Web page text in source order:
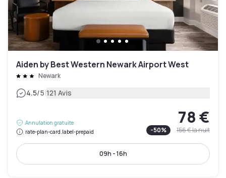
Aiden by Best Western Newark Airport West
Newark
4.5/5|121 Avis
Annulation gratuite
rate-plan-card.label-prepaid
78 €
-50% 156 €la nuit
09h - 16h